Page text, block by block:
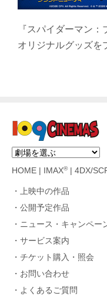
『スパイダーマン
オリジナルグッズを
HOME IMAX®| 4DX/
上映中の作品
公開予定作品
ニュース・キャンペー
サービス案内
チケット購入・照会
お問い合わせ
よくあるご質問